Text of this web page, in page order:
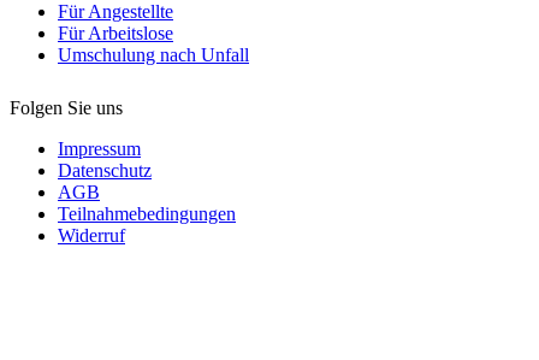
Für Angestellte
Für Arbeitslose
Umschulung nach Unfall
Folgen Sie uns
Impressum
Datenschutz
AGB
Teilnahmebedingungen
Widerruf